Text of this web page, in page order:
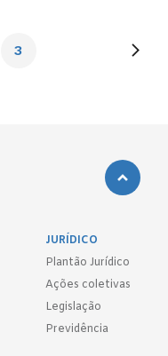
3
JURÍDICO
Plantão Jurídico
Ações coletivas
Legislação
Previdência